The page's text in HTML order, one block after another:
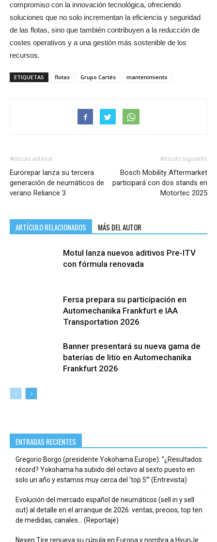
compromiso con la innovación tecnológica, ofreciendo
soluciones que no solo incrementan la eficiencia y seguridad
de las flotas, sino que también contribuyen a la reducción de
costes operativos y a una gestión más sostenible de los
recursos.
ETIQUETAS flotas Grupo Cartés mantenimiento
Artículo anterior
Eurorepar lanza su tercera
generación de neumáticos de
verano Reliance 3
Artículo siguiente
Bosch Mobility Aftermarket
participará con dos stands en
Motortec 2025
ARTÍCULO RELACIONADOS MÁS DEL AUTOR
Motul lanza nuevos aditivos Pre-ITV
con fórmula renovada
Fersa prepara su participación en
Automechanika Frankfurt e IAA
Transportation 2026
Banner presentará su nueva gama de
baterías de litio en Automechanika
Frankfurt 2026
ENTRADAS RECIENTES
Gregorio Borgo (presidente Yokohama Europe): “¿Resultados
récord? Yokohama ha subido del octavo al sexto puesto en
solo un año y estamos muy cerca del ‘top 5’” (Entrevista)
Evolución del mercado español de neumáticos (sell in y sell
out) al detalle en el arranque de 2026: ventas, precios, top ten
de medidas, canales… (Reportaje)
Nexen Tire renueva su cúpula en Europa y nombra a HyunJe